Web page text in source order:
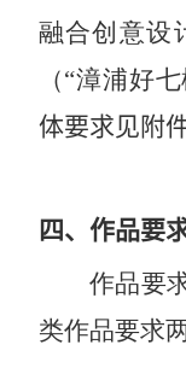
融合创意设
（“漳浦好
体要求见附
四、 作品要
作品要
类作品要求两